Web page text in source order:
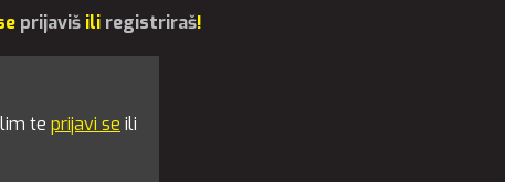
prijaviš ili registriraš!
te prijavi se ili